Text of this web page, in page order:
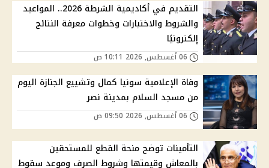
التقديم في أكاديمية الشرطة 2026.. المواعيد
والشروط والاختبارات وخطوات معرفة النتائج
إلكترونيًا
وفاة الإعلامية سونيا كمال وتشييع الجنازة اليوم
من مسجد السلام بمدينة نصر
التأمينات توضح منحة القطع للمستحقين
بالمعاش وقيمتها وشروط الصرف وموعد سقوط